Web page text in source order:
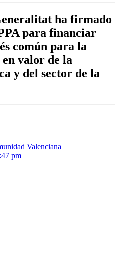
ha firmado
para financiar
común para la
valor de la
y del sector de la
Valenciana
pm